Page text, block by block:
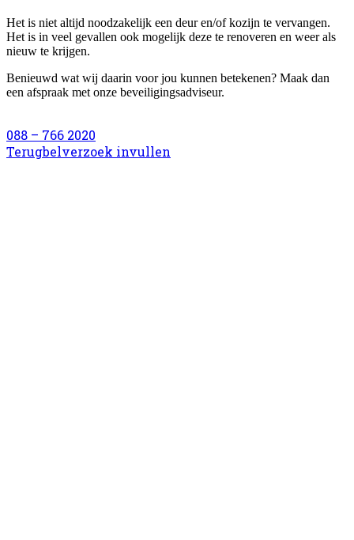
Het is niet altijd noodzakelijk een deur en/of kozijn te vervangen.
Het is in veel gevallen ook mogelijk deze te renoveren en weer als
nieuw te krijgen.
Benieuwd wat wij daarin voor jou kunnen betekenen? Maak dan
een afspraak met onze beveiligingsadviseur.
088 – 766 2020
Terugbelverzoek invullen